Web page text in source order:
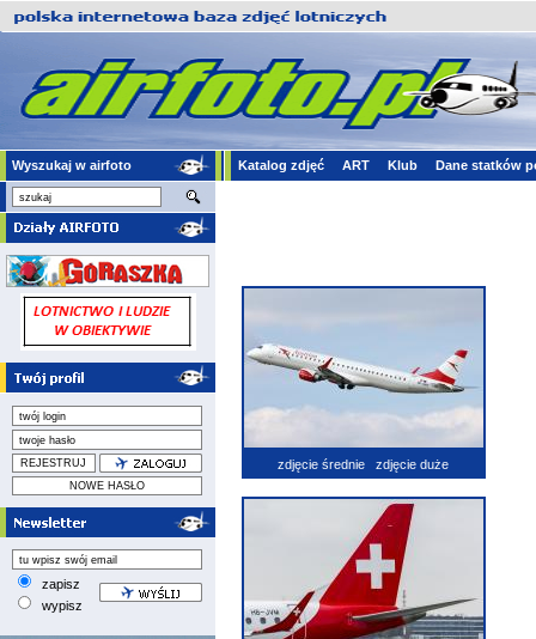
Wyszukaj w airfoto Katalog zdjęć ART Klub Dane statków
zapisz
wypisz
zdjęcie średnie zdjęcie duże